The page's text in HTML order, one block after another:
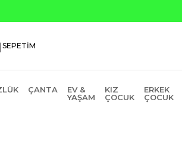
SEPETİM
ÇANTA
EV &
YAŞAM
KIZ
ÇOCUK
ERKEK
ÇOCUK